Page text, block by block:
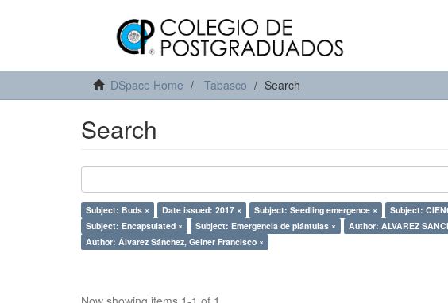
DSpace Home Tabasco Search
Search
Subject: Buds × Date issued: 2017 × Subject: Seedling emergence × Subject:
Subject: Encapsulated ×
Subject: Emergencia de plántulas × Author: ALVAREZ
Author: Álvarez Sánchez, Geiner Francisco ×